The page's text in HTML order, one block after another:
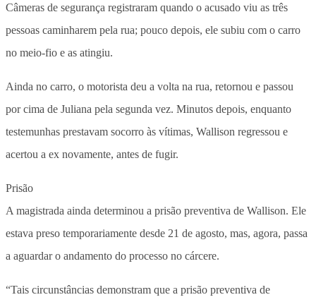
Câmeras de segurança registraram quando o acusado viu as três
pessoas caminharem pela rua; pouco depois, ele subiu com o carro
no meio-fio e as atingiu.
Ainda no carro, o motorista deu a volta na rua, retornou e passou
por cima de Juliana pela segunda vez. Minutos depois, enquanto
testemunhas prestavam socorro às vítimas, Wallison regressou e
acertou a ex novamente, antes de fugir.
Prisão
A magistrada ainda determinou a prisão preventiva de Wallison. Ele
estava preso temporariamente desde 21 de agosto, mas, agora, passa
a aguardar o andamento do processo no cárcere.
“Tais circunstâncias demonstram que a prisão preventiva de